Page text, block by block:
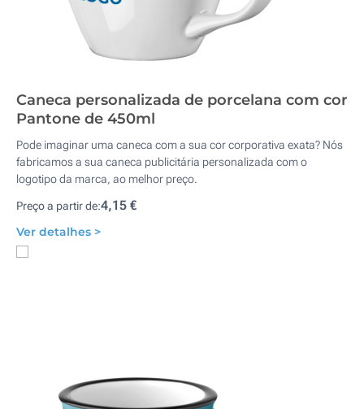
Caneca personalizada de porcelana com cor
Pantone de 450ml
Pode imaginar uma caneca com a sua cor corporativa exata? Nós
fabricamos a sua caneca publicitária personalizada com o
logotipo da marca, ao melhor preço.
Preço a partir de:4,15 €
Ver detalhes >